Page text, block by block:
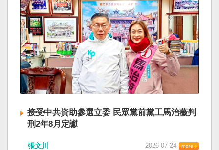
接受中共資助參選立委 民眾黨前黨工馬治薇判
刑2年8月定讞
張文川 2026-07-24